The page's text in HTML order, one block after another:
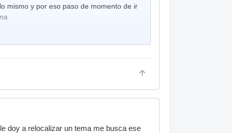
mismo y por eso paso de momento de ir
doy a relocalizar un tema me busca ese